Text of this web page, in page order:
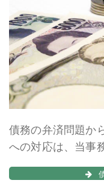
債務の弁済問題か
への対応は、当事